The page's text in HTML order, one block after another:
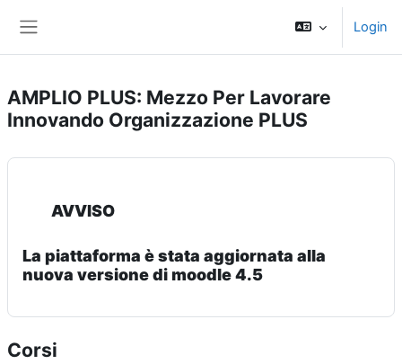
Login
AMPLIO PLUS: Mezzo Per Lavorare
Innovando Organizzazione PLUS
AVVISO
La piattaforma è stata aggiornata alla
nuova versione di moodle 4.5
Corsi